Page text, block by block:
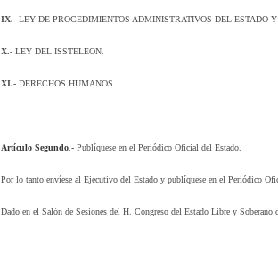
IX.- LEY DE PROCEDIMIENTOS ADMINISTRATIVOS DEL ESTADO Y
X.- LEY DEL ISSTELEON.
XI.- DERECHOS HUMANOS.
Artículo Segundo .- Publíquese en el Periódico Oficial del Estado.
Por lo tanto envíese al Ejecutivo del Estado y publíquese en el Periódico
Dado en el Salón de Sesiones del H. Congreso del Estado Libre y